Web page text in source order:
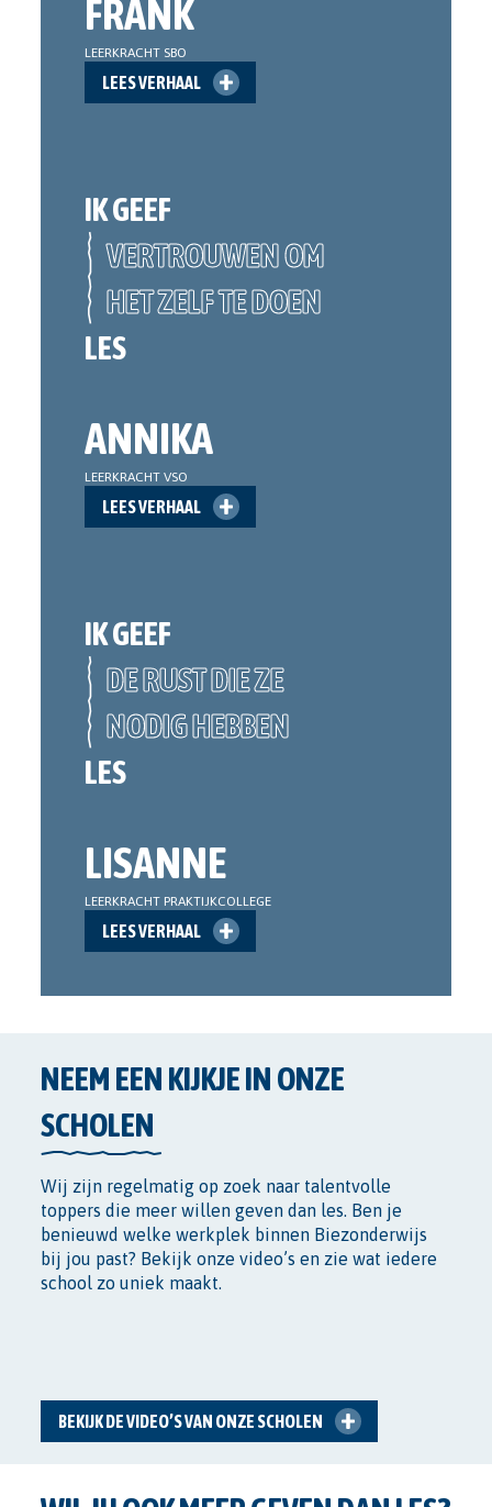
FRANK
LEERKRACHT SBO
LEES VERHAAL
IK GEEF
VERTROUWEN OM
HET ZELF TE DOEN
LES
ANNIKA
LEERKRACHT VSO
LEES VERHAAL
IK GEEF
DE RUST DIE ZE
NODIG HEBBEN
LES
LISANNE
LEERKRACHT PRAKTIJKCOLLEGE
LEES VERHAAL
NEEM EEN KIJKJE IN ONZE
SCHOLEN
Wij zijn regelmatig op zoek naar talentvolle
toppers die meer willen geven dan les. Ben je
benieuwd welke werkplek binnen Biezonderwijs
bij jou past? Bekijk onze video’s en zie wat iedere
school zo uniek maakt.
BEKIJK DE VIDEO’S VAN ONZE SCHOLEN